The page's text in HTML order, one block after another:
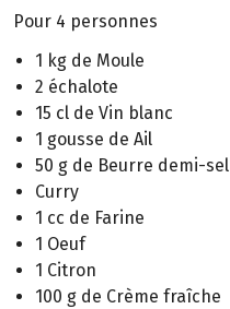
Pour 4 personnes
1 kg de Moule
2 échalote
15 cl de Vin blanc
1 gousse de Ail
50 g de Beurre demi-sel
Curry
1 cc de Farine
1 Oeuf
1 Citron
100 g de Crème fraîche